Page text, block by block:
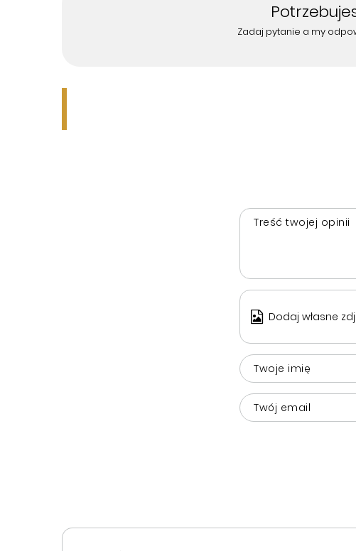
Zadaj pytanie a my
Treść twojej opinii
Dodaj własne
Twoje imię
Twój email